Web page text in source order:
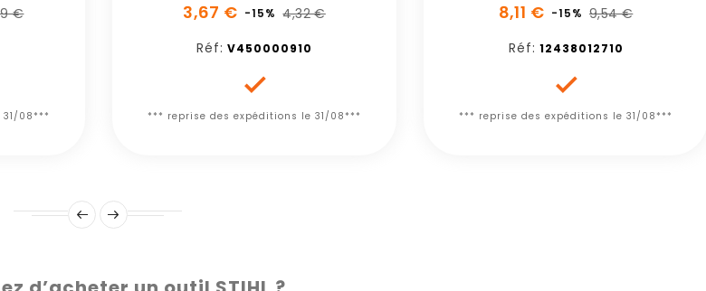
€
08***
3,67 € -15% 4,32 €
Réf: V450000910

*** reprise des expéditions le 31/08***
8,11 € -15% 9,54 €
Réf: 12438012710

*** reprise des expéditions le 31/08***